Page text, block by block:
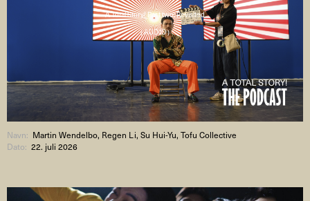
A Total Story! Part two: Revisited
( AUDIO )
Navn: Martin Wendelbo, Regen Li, Su Hui-Yu, Tofu Collective
Dato:22. juli 2026